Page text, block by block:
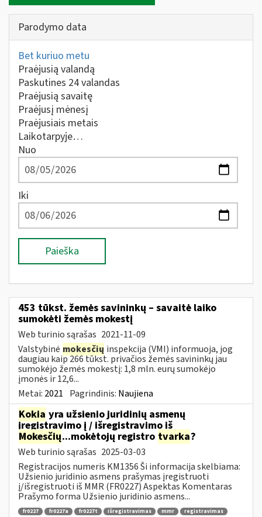
Parodymo data
Bet kuriuo metu
Praėjusią valandą
Paskutines 24 valandas
Praėjusią savaitę
Praėjusį mėnesį
Praėjusiais metais
Laikotarpyje…
Nuo
Iki
Paieška
453 tūkst. žemės savininkų – savaitė laiko
sumokėti žemės mokestį
Web turinio sąrašas 2021-11-09
Valstybinė mokesčių inspekcija (VMI) informuoja, jog
daugiau kaip 266 tūkst. privačios žemės savininkų jau
sumokėjo žemės mokestį: 1,8 mln. eurų sumokėjo
įmonės ir 12,6...
Metai: 2021 Pagrindinis: Naujiena
Kokia yra užsienio juridinių asmenų
įregistravimo į / išregistravimo iš
Mokesčių...mokėtojų registro tvarka?
Web turinio sąrašas 2025-03-03
Registracijos numeris KM1356 Ši informacija skelbiama:
Užsienio juridinio asmens prašymas įregistruoti
į/išregistruoti iš MMR (FR0227) Aspektas Komentaras
Prašymo forma Užsienio juridinio asmens...
fr0227 fr0227a fr0227t išregistravimas mmr
registravimas